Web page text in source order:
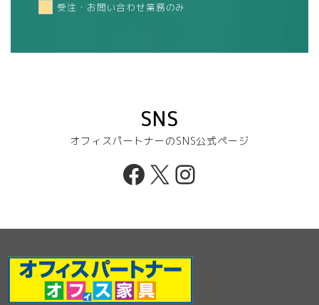
受注・お問い合わせ業務のみ
SNS
オフィスパートナーのSNS公式ページ
Facebook
X Instagram